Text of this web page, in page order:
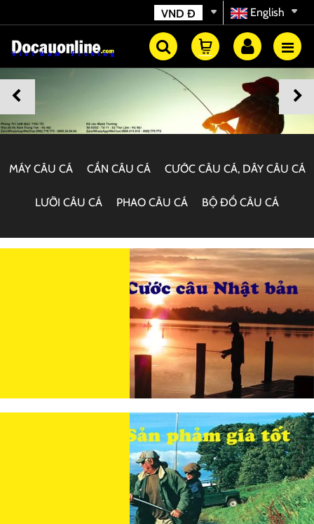
English
VND Đ
MÁY CÂU CÁ CẦN CÂU CÁ CƯỚC CÂU CÁ, DÂY CÂU CÁ
LƯỠI CÂU CÁ PHAO CÂU CÁ BỘ ĐỒ CÂU CÁ